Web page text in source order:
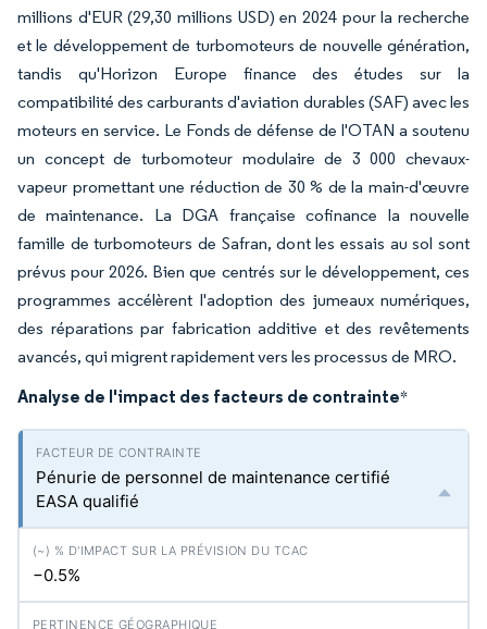
millions d'EUR (29,30 millions USD) en 2024 pour la recherche
et le développement de turbomoteurs de nouvelle génération,
tandis qu'Horizon Europe finance des études sur la
compatibilité des carburants d'aviation durables (SAF) avec les
moteurs en service. Le Fonds de défense de l'OTAN a soutenu
un concept de turbomoteur modulaire de 3 000 chevaux-
vapeur promettant une réduction de 30 % de la main-d'œuvre
de maintenance. La DGA française cofinance la nouvelle
famille de turbomoteurs de Safran, dont les essais au sol sont
prévus pour 2026. Bien que centrés sur le développement, ces
programmes accélèrent l'adoption des jumeaux numériques,
des réparations par fabrication additive et des revêtements
avancés, qui migrent rapidement vers les processus de MRO.
Analyse de l'impact des facteurs de contrainte*
Pénurie de personnel de maintenance certifié
EASA qualifié
−0.5%